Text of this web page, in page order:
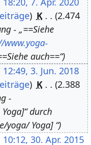
K
2.474
- „==Siehe
auch==“
12:49, 3. Jun. 2018
K
2.388
-
durch
yoga/ Yoga] “
10:12, 30. Apr. 2015